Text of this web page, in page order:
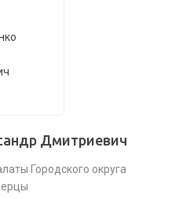
Дмитриевич
Городского округа